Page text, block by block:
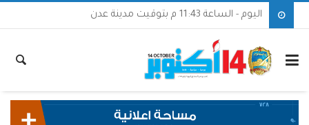
اليوم - الساعة 11:43 م بتوقيت مدينة عدن